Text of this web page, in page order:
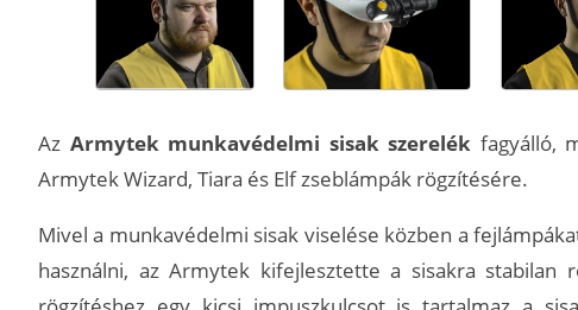
Az Armytek munkavédelmi sisak szerelék fagyálló,
Armytek Wizard, Tiara és Elf zseblámpák rögzítésére.
Mivel a munkavédelmi sisak viselése közben a
használni, az Armytek kifejlesztette a sisakra stabilan